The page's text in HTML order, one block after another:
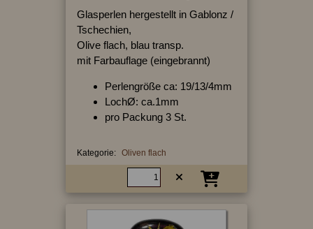
Glasperlen hergestellt in Gablonz /
Tschechien,
Olive flach, blau transp.
mit Farbauflage (eingebrannt)
Perlengröße ca: 19/13/4mm
LochØ: ca.1mm
pro Packung 3 St.
Kategorie: Oliven flach